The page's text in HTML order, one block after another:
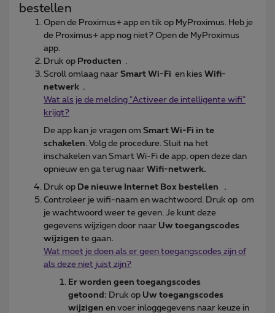
bestellen
Open de Proximus+ app en tik op MyProximus. Heb je
de Proximus+ app nog niet? Open de MyProximus
app.
Druk op Producten
Scroll omlaag naar Smart Wi-Fi en kies Wifi-
netwerk .
Wat als je de melding "Activeer de intelligente wifi"
krijgt?
De app kan je vragen om Smart Wi-Fi in te
schakelen . Volg de procedure. Sluit na het
inschakelen van Smart Wi-Fi de app, open deze dan
opnieuw en ga terug naar Wifi-netwerk.
Druk op De nieuwe Internet Box bestellen
.
Controleer je wifi-naam en wachtwoord. Druk op om
je wachtwoord weer te geven. Je kunt deze
gegevens wijzigen door naar Uw toegangscodes
wijzigen te gaan.
Wat moet je doen als er geen toegangscodes zijn of
als deze niet juist zijn?
Er worden geen toegangscodes
getoond: Druk op Uw toegangscodes
wijzigen en voer inloggegevens naar keuze in